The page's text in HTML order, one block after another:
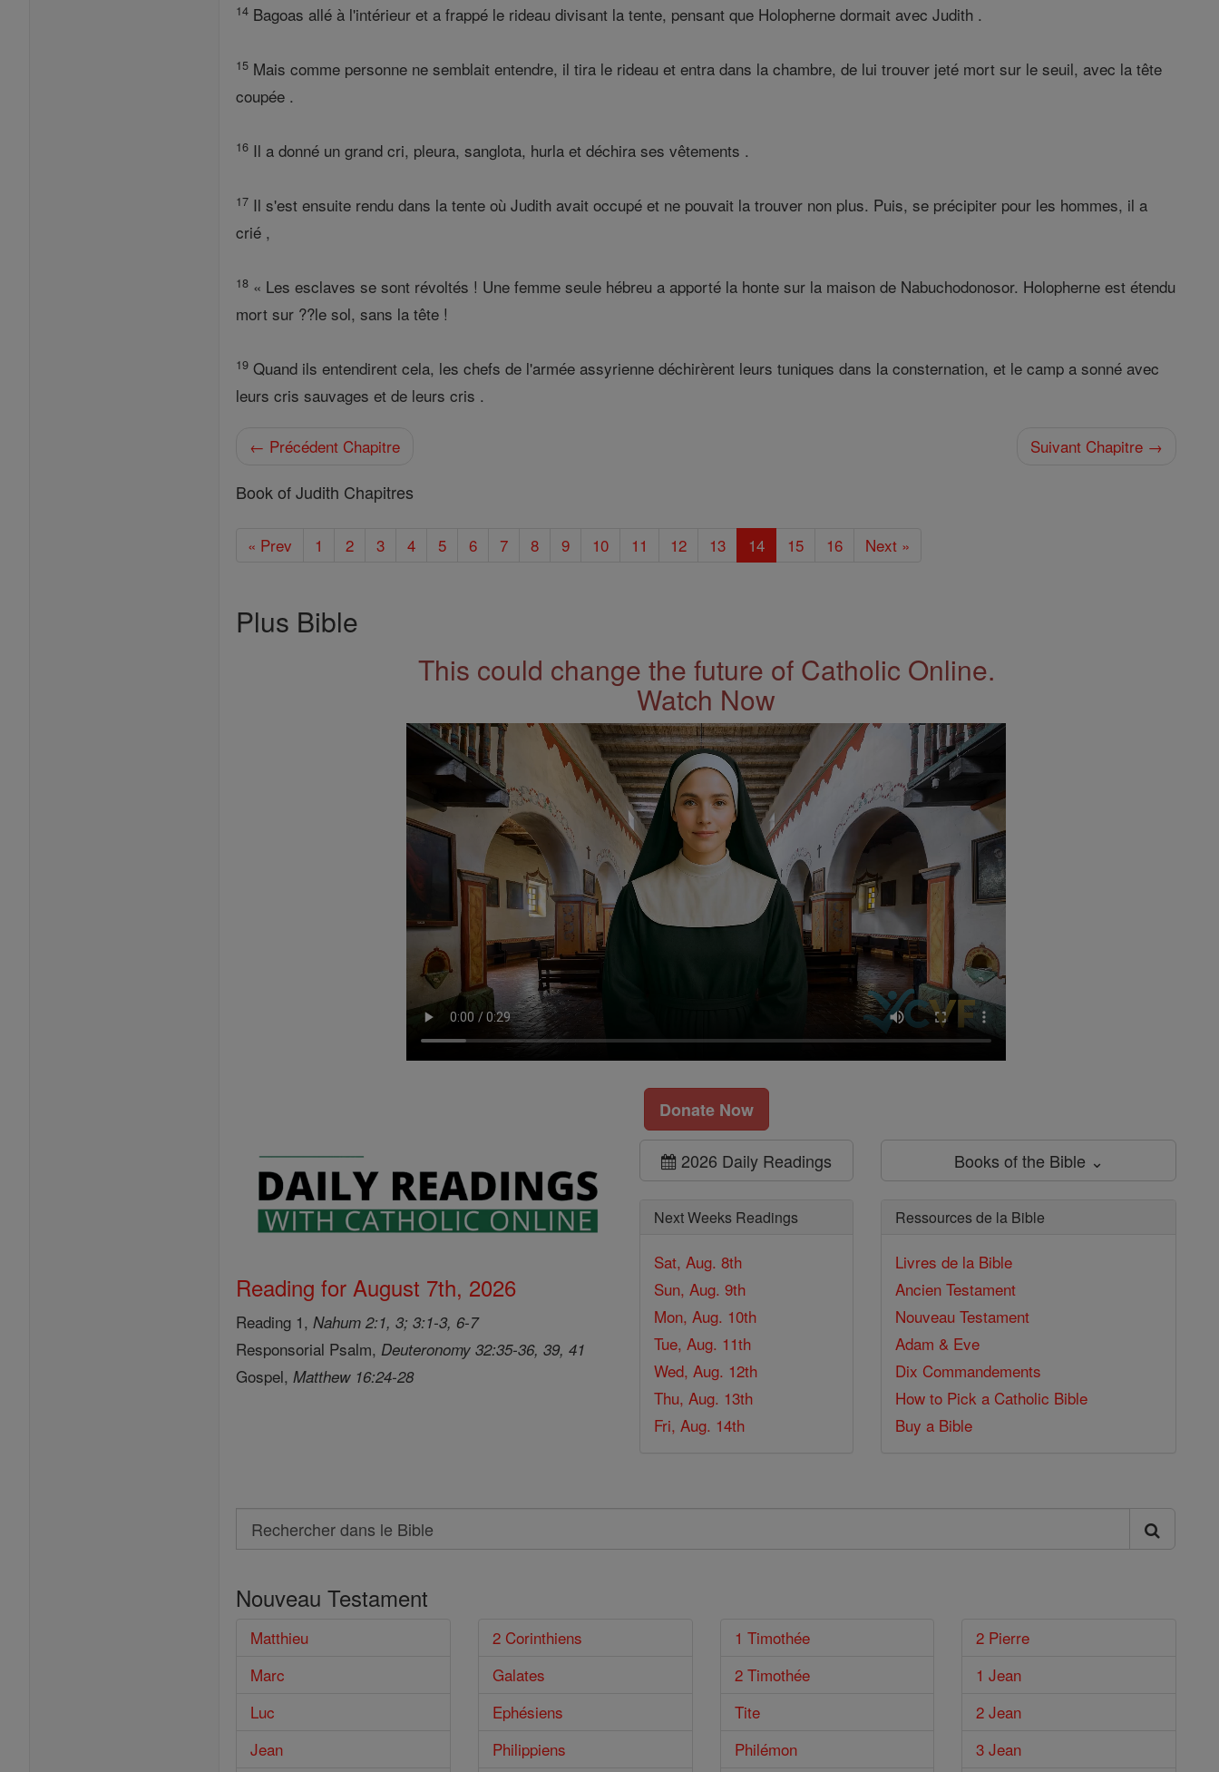
14 Bagoas allé à l'intérieur et a frappé le rideau divisant la tente, pensant que Holopherne dormait avec Judith .
15 Mais comme personne ne semblait entendre, il tira le rideau et entra dans la chambre, de lui trouver jeté mort sur le seuil, avec la tête
coupée .
16 Il a donné un grand cri, pleura, sanglota, hurla et déchira ses vêtements .
17 Il s'est ensuite rendu dans la tente où Judith avait occupé et ne pouvait la trouver non plus. Puis, se précipiter pour les hommes, il a
crié ,
18 « Les esclaves se sont révoltés ! Une femme seule hébreu a apporté la honte sur la maison de Nabuchodonosor. Holopherne est étendu
mort sur ??le sol, sans la tête !
19 Quand ils entendirent cela, les chefs de l'armée assyrienne déchirèrent leurs tuniques dans la consternation, et le camp a sonné avec
leurs cris sauvages et de leurs cris .
← Précédent Chapitre Suivant Chapitre →
Book of Judith Chapitres
« Prev 1 2 3 4 5 6 7 8 9 10 11 12 13 14 15 16 Next »
Plus Bible
This could change the future of Catholic Online.
Watch Now
Donate Now
Reading for August 7th, 2026
Reading 1,Nahum 2:1, 3; 3:1-3, 6-7
Responsorial Psalm, Deuteronomy 32:35-36, 39, 41
Gospel,Matthew 16:24-28
2026 Daily Readings
Next Weeks Readings
Sat, Aug. 8th
Sun, Aug. 9th
Mon, Aug. 10th
Tue, Aug. 11th
Wed, Aug. 12th
Thu, Aug. 13th
Fri, Aug. 14th
Books of the Bible ⌄
Ressources de la Bible
Livres de la Bible
Ancien Testament
Nouveau Testament
Adam & Eve
Dix Commandements
How to Pick a Catholic Bible
Buy a Bible
Search
Rechercher
le
Bible
Nouveau Testament
Matthieu
Marc
Luc
Jean
2 Corinthiens
Galates
Ephésiens
Philippiens
1 Timothée
2 Timothée
Tite
Philémon
2 Pierre
1 Jean
2 Jean
3 Jean